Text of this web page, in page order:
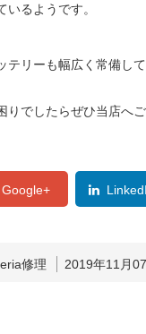
るようです。
リーも幅広く常備し
でしたらぜひ当店へご
Google+
修理 2019年11月